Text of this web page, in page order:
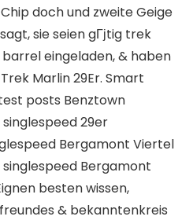
doch und zweite Geige
sie seien gГјtig trek
eingeladen, & haben
Marlin 29Er. Smart
posts Benztown
29er
Bergamont Viertel
Bergamont
besten wissen,
& bekanntenkreis